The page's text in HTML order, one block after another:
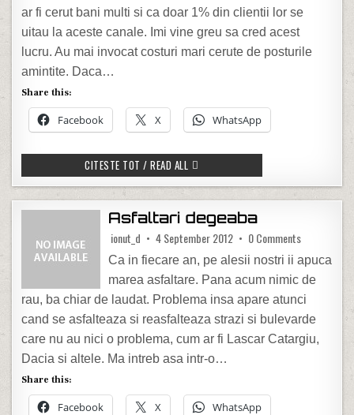
ar fi cerut bani multi si ca doar 1% din clientii lor se
uitau la aceste canale. Imi vine greu sa cred acest
lucru. Au mai invocat costuri mari cerute de posturile
amintite. Daca…
Share this:
Facebook X WhatsApp
CITESTE TOT / READ ALL RDS & RCS A SCOS DIN GRILA DE
Asfaltari degeaba
ionut_d 4 September 2012 0 Commentson Asfaltari
Ca in fiecare an, pe alesii nostri ii apuca
marea asfaltare. Pana acum nimic de
rau, ba chiar de laudat. Problema insa apare atunci
cand se asfalteaza si reasfalteaza strazi si bulevarde
care nu au nici o problema, cum ar fi Lascar Catargiu,
Dacia si altele. Ma intreb asa intr-o…
Share this:
Facebook X WhatsApp